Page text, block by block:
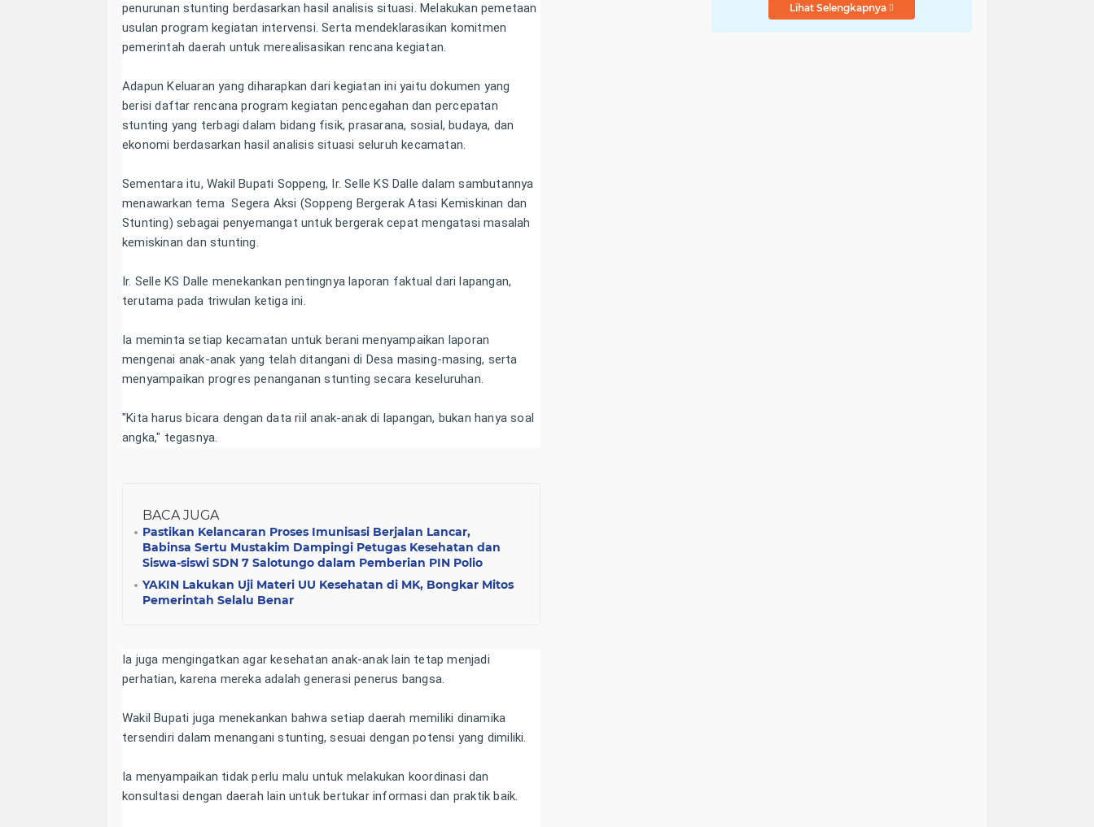
penurunan stunting berdasarkan hasil analisis situasi. Melakukan pemetaan
usulan program kegiatan intervensi. Serta mendeklarasikan komitmen
pemerintah daerah untuk merealisasikan rencana kegiatan.
Adapun Keluaran yang diharapkan dari kegiatan ini yaitu dokumen yang
berisi daftar rencana program kegiatan pencegahan dan percepatan
stunting yang terbagi dalam bidang fisik, prasarana, sosial, budaya, dan
ekonomi berdasarkan hasil analisis situasi seluruh kecamatan.
Sementara itu, Wakil Bupati Soppeng, Ir. Selle KS Dalle dalam sambutannya
menawarkan tema Segera Aksi (Soppeng Bergerak Atasi Kemiskinan dan
Stunting) sebagai penyemangat untuk bergerak cepat mengatasi masalah
kemiskinan dan stunting.
Ir. Selle KS Dalle menekankan pentingnya laporan faktual dari lapangan,
terutama pada triwulan ketiga ini.
Ia meminta setiap kecamatan untuk berani menyampaikan laporan
mengenai anak-anak yang telah ditangani di Desa masing-masing, serta
menyampaikan progres penanganan stunting secara keseluruhan.
"Kita harus bicara dengan data riil anak-anak di lapangan, bukan hanya soal
angka," tegasnya.
BACA JUGA
Pastikan Kelancaran Proses Imunisasi Berjalan Lancar,
Babinsa Sertu Mustakim Dampingi Petugas Kesehatan dan
Siswa-siswi SDN 7 Salotungo dalam Pemberian PIN Polio
YAKIN Lakukan Uji Materi UU Kesehatan di MK, Bongkar Mitos
Pemerintah Selalu Benar
Ia juga mengingatkan agar kesehatan anak-anak lain tetap menjadi
perhatian, karena mereka adalah generasi penerus bangsa.
Wakil Bupati juga menekankan bahwa setiap daerah memiliki dinamika
tersendiri dalam menangani stunting, sesuai dengan potensi yang dimiliki.
Ia menyampaikan tidak perlu malu untuk melakukan koordinasi dan
konsultasi dengan daerah lain untuk bertukar informasi dan praktik baik.
Lihat Selengkapnya